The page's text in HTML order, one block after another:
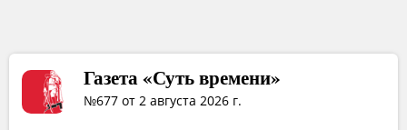
Газета «Суть времени»
№677 от 2 августа 2026 г.